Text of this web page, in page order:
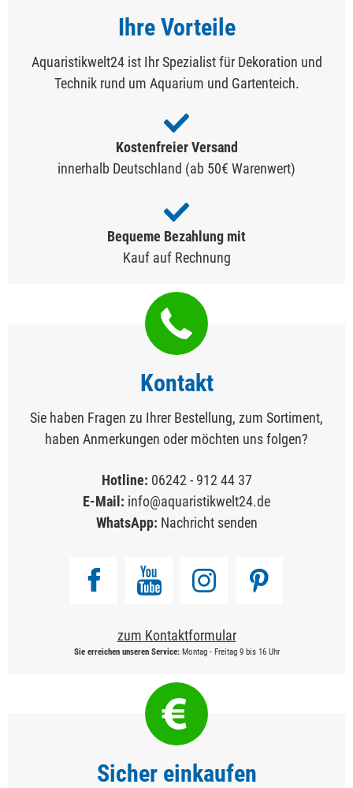
Ihre Vorteile
Aquaristikwelt24 ist Ihr Spezialist für Dekoration und
Technik rund um Aquarium und Gartenteich.
Kostenfreier Versand
innerhalb Deutschland (ab 50€ Warenwert)
Bequeme Bezahlung mit
Kauf auf Rechnung
Kontakt
Sie haben Fragen zu Ihrer Bestellung, zum Sortiment,
haben Anmerkungen oder möchten uns folgen?
Hotline: 06242 - 912 44 37
E-Mail: info@aquaristikwelt24.de
WhatsApp: Nachricht senden
zum Kontaktformular
Sie erreichen unseren Service:Montag - Freitag 9 bis 16 Uhr
Sicher einkaufen